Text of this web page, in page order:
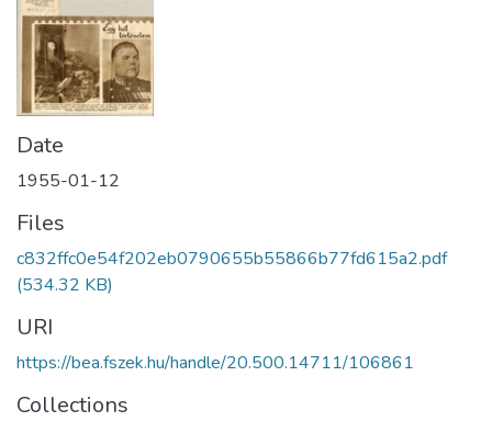
About us
Date
1955-01-12
Files
c832ffc0e54f202eb0790655b55866b77fd615a2.pdf
(534.32 KB)
URI
https://bea.fszek.hu/handle/20.500.14711/106861
Collections